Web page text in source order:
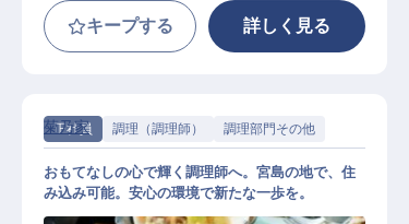
キープする 詳しく見る
正社員 調理（調理師） 調理部門その他
菊乃家
おもてなしの心で輝く調理師へ。宮島の地で、住
み込み可能。安心の環境で新たな一歩を。